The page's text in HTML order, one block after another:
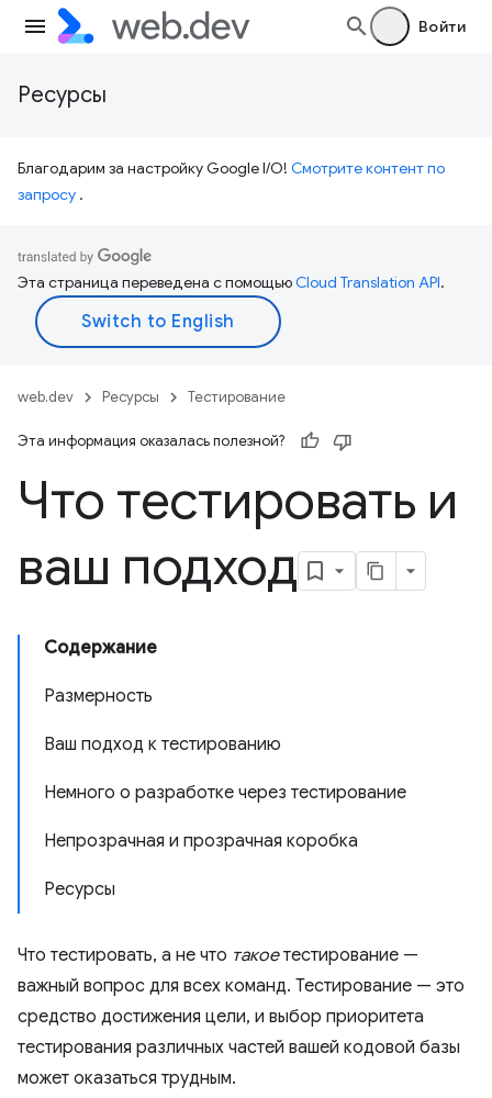
Войти
Ресурсы
Благодарим за настройку Google I/O! Смотрите контент по
запросу .
Эта страница переведена с помощьюCloud Translation API.
web.dev Ресурсы Тестирование
Эта информация оказалась полезной?
Что тестировать и
ваш подход
Содержание
Размерность
Ваш подход к тестированию
Немного о разработке через тестирование
Непрозрачная и прозрачная коробка
Ресурсы
Что тестировать, а не что такоетестирование —
важный вопрос для всех команд. Тестирование — это
средство достижения цели, и выбор приоритета
тестирования различных частей вашей кодовой базы
может оказаться трудным.